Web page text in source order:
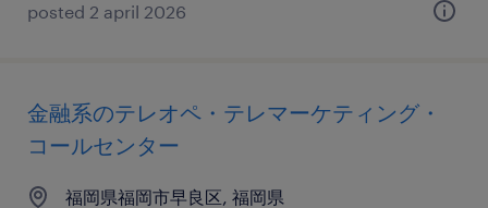
posted 2 april 2026
金融系のテレオペ・テレマーケティング・
コールセンター
福岡県福岡市早良区, 福岡県